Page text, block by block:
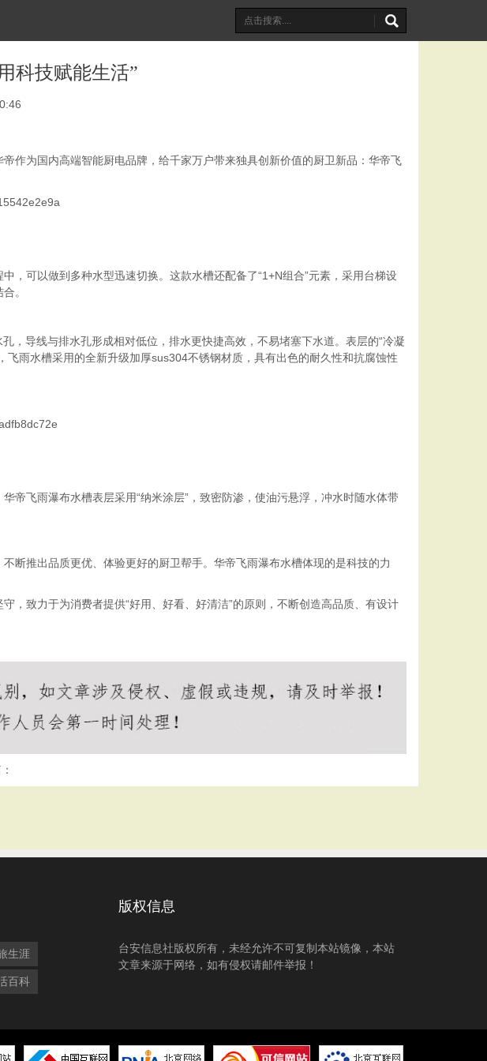
科技赋能生活”
作为国内高端智能厨电品牌，给千家万户带来独具创新价值的厨卫新品：华帝飞
，可以做到多种水型迅速切换。这款水槽还配备了“1+N组合”元素，采用台梯设
。
，导线与排水孔形成相对低位，排水更快捷高效，不易堵塞下水道。表层的“冷凝
雨水槽采用的全新升级加厚sus304不锈钢材质，具有出色的耐久性和抗腐蚀性
帝飞雨瀑布水槽表层采用“纳米涂层”，致密防渗，使油污悬浮，冲水时随水体带
断推出品质更优、体验更好的厨卫帮手。华帝飞雨瀑布水槽体现的是科技的力
，致力于为消费者提供“好用、好看、好清洁”的原则，不断创造高品质、有设计
生涯
百科
版权信息
台安信息社版权所有，未经允许不可复制本站镜像，本站
文章来源于网络，如有侵权请邮件举报！